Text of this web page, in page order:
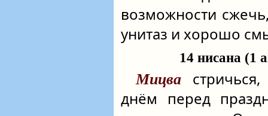
возможности
унитаз и хорошо
14 нисана (1
Мицва
днём перед